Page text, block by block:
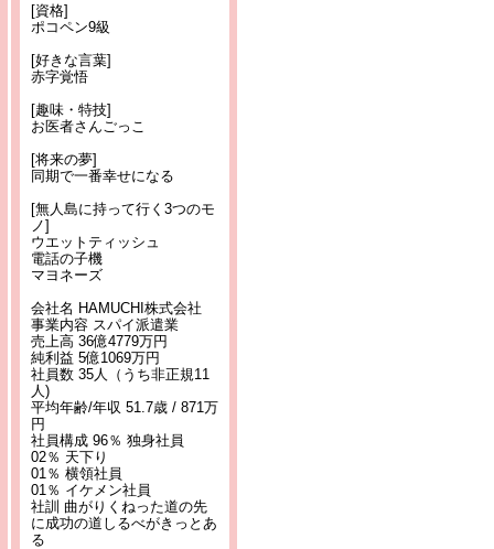
[資格]
ポコペン9級
[好きな言葉]
赤字覚悟
[趣味・特技]
お医者さんごっこ
[将来の夢]
同期で一番幸せになる
[無人島に持って行く3つのモ
ノ]
ウエットティッシュ
電話の子機
マヨネーズ
会社名 HAMUCHI株式会社
事業内容 スパイ派遣業
売上高 36億4779万円
純利益 5億1069万円
社員数 35人（うち非正規11
人)
平均年齢/年収 51.7歳 / 871万
円
社員構成 96％ 独身社員
02％ 天下り
01％ 横領社員
01％ イケメン社員
社訓 曲がりくねった道の先
に成功の道しるべがきっとあ
る